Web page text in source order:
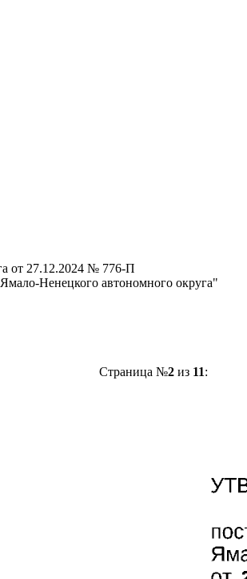
от 27.12.2024 № 776-П
Ненецкого автономного округа"
Страница №2 из 11: